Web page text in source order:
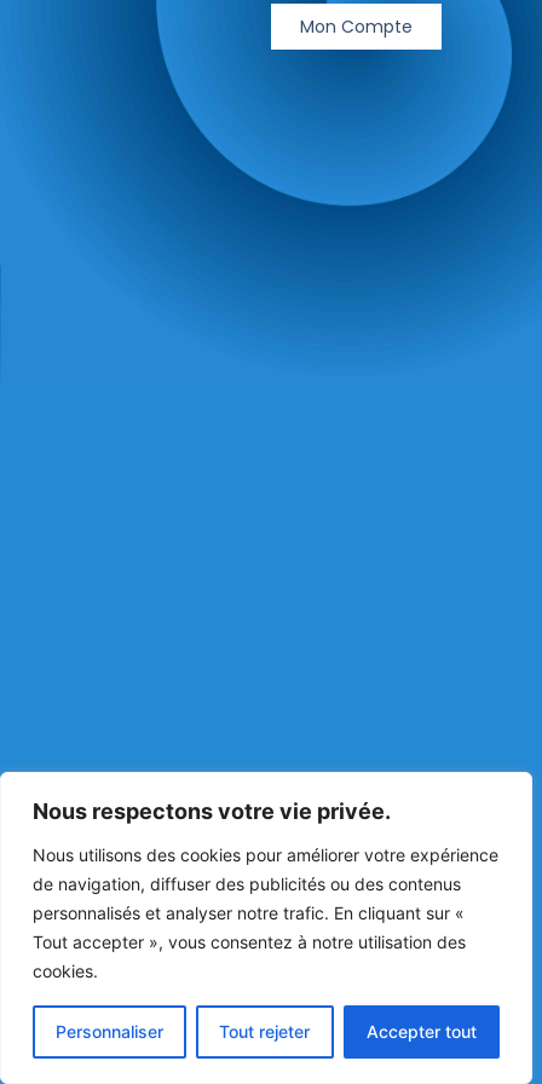
Nous respectons votre vie privée.
Nous utilisons des cookies pour améliorer votre expérience
de navigation, diffuser des publicités ou des contenus
personnalisés et analyser notre trafic. En cliquant sur «
Tout accepter », vous consentez à notre utilisation des
cookies.
Personnaliser Tout rejeter Accepter tout
Mon Compte